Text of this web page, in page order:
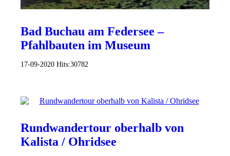
Bad Buchau am Federsee –
Pfahlbauten im Museum
17-09-2020 Hits:30782
Rundwandertour oberhalb von
Kalista / Ohridsee